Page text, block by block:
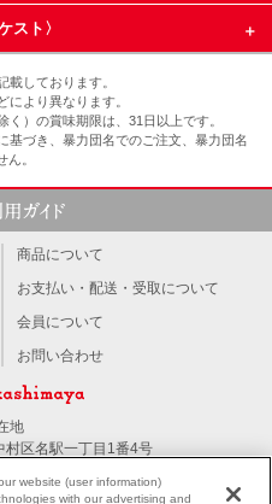
スト〉
しております。
より異なります。
）の賞味期限は、31日以上です。
づき、暴力団名でのご注文、暴力団名
。
商品について
お支払い・配送・受取について
会員について
お問い合わせ
地
村区名駅一丁目1番4号
website (user information)
with our advertising and